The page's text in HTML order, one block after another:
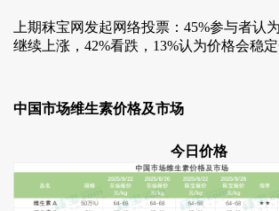
上期秣宝网发起网络投票：45%参与者认
继续上涨，42%看跌，13%认为价格会稳定
中国市场维生素价格及市场
今日价格